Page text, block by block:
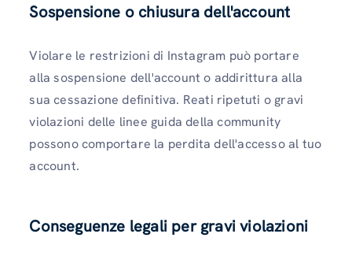
Sospensione o chiusura dell'account
Violare le restrizioni di Instagram può portare
alla sospensione dell'account o addirittura alla
sua cessazione definitiva. Reati ripetuti o gravi
violazioni delle linee guida della community
possono comportare la perdita dell'accesso al tuo
account.
Conseguenze legali per gravi violazioni